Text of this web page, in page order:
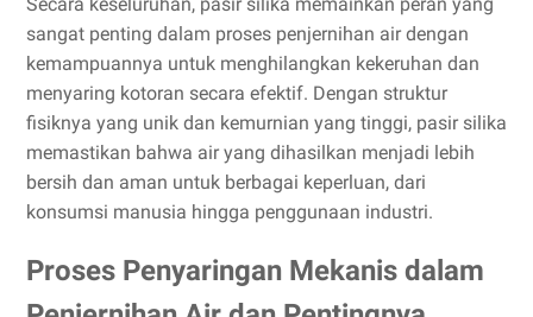
sangat penting dalam proses penjernihan air dengan
kemampuannya untuk menghilangkan kekeruhan dan
menyaring kotoran secara efektif. Dengan struktur
fisiknya yang unik dan kemurnian yang tinggi, pasir silika
memastikan bahwa air yang dihasilkan menjadi lebih
bersih dan aman untuk berbagai keperluan, dari
konsumsi manusia hingga penggunaan industri.
Proses Penyaringan Mekanis dalam